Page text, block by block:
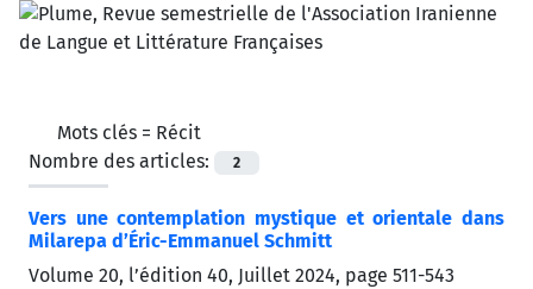
Mots clés = Récit
Nombre des articles:
2
Vers une contemplation mystique et orientale dans
Milarepa d’Éric-Emmanuel Schmitt
Volume 20, l’édition 40, Juillet 2024, page 511-543